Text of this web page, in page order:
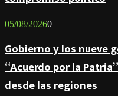
05/08/20260
Gobierno y los nueve
“Acuerdo por la
desde las regiones